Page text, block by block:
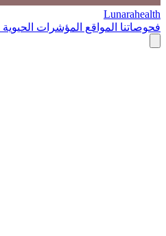
Lunarahealth
فحوصاتنا المواقع المؤشرات الحيوية